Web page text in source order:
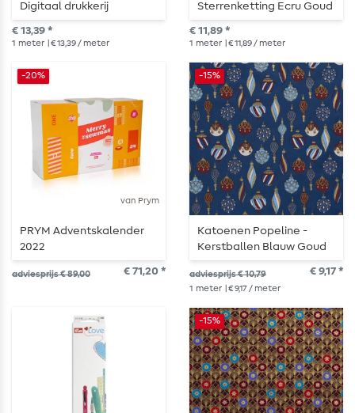
Digitaal drukkerij
Kerstdorp Bordeaux
€ 13,39 *
1 meter | € 13,39 / meter
Sterrenketting Ecru Goud
Zilver
€ 11,89 *
1 meter | € 11,89 / meter
van Prym
-20%
PRYM Adventskalender
2022
adviesprijs € 89,00 € 71,20 *
-15%
Katoenen Popeline -
Kerstballen Blauw Goud
adviesprijs € 10,79 € 9,17 *
1 meter | € 9,17 / meter
-15%